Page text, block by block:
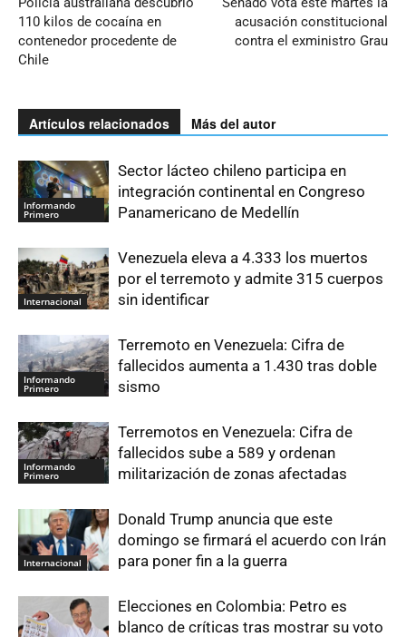
110 kilos de cocaína en
contenedor procedente de
Chile
acusación constitucional
contra el exministro Grau
Artículos relacionados Más del autor
Informando
Primero
Sector lácteo chileno participa en
integración continental en Congreso
Panamericano de Medellín
Internacional
Venezuela eleva a 4.333 los muertos
por el terremoto y admite 315 cuerpos
sin identificar
Informando
Primero
Terremoto en Venezuela: Cifra de
fallecidos aumenta a 1.430 tras doble
sismo
Informando
Primero
Terremotos en Venezuela: Cifra de
fallecidos sube a 589 y ordenan
militarización de zonas afectadas
Internacional
Donald Trump anuncia que este
domingo se firmará el acuerdo con Irán
para poner fin a la guerra
Elecciones en Colombia: Petro es
blanco de críticas tras mostrar su voto